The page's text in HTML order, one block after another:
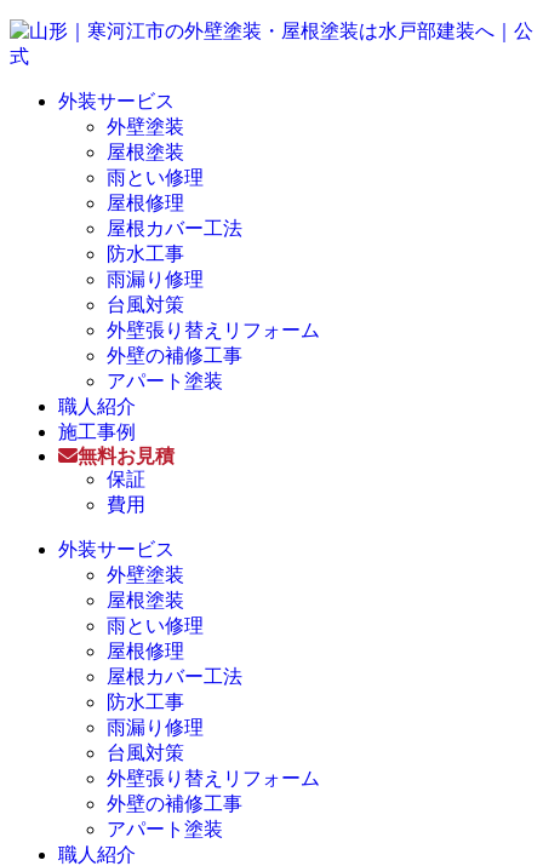
外装サービス
外壁塗装
屋根塗装
雨とい修理
屋根修理
屋根カバー工法
防水工事
雨漏り修理
台風対策
外壁張り替えリフォーム
外壁の補修工事
アパート塗装
職人紹介
施工事例
無料お見積
保証
費用
外装サービス
外壁塗装
屋根塗装
雨とい修理
屋根修理
屋根カバー工法
防水工事
雨漏り修理
台風対策
外壁張り替えリフォーム
外壁の補修工事
アパート塗装
職人紹介